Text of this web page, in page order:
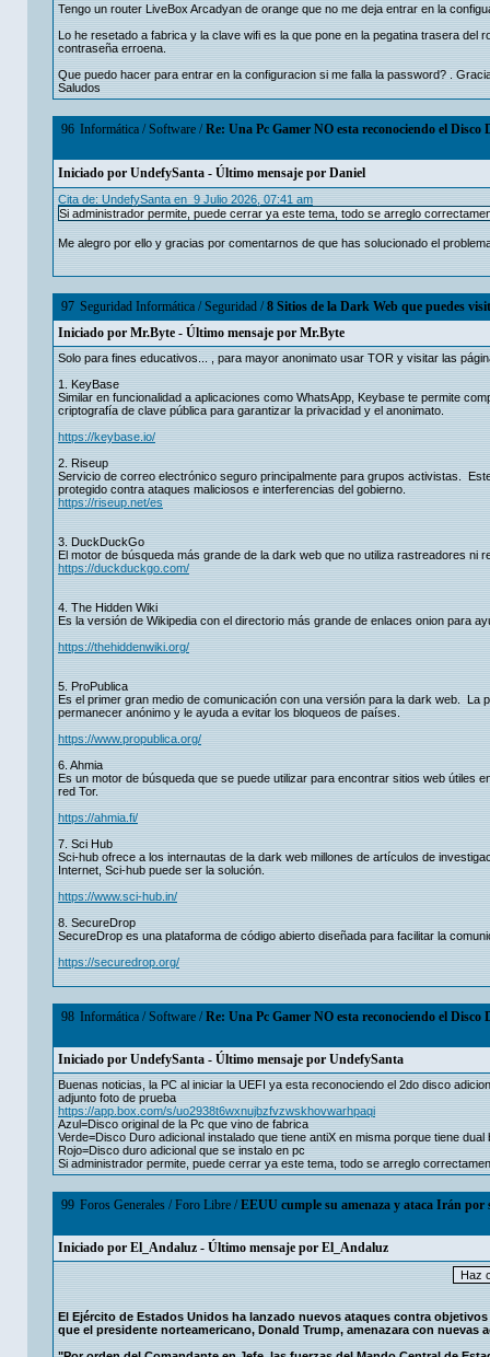
Tengo un router LiveBox Arcadyan de orange que no me deja entrar en la
Lo he resetado a fabrica y la clave wifi es la que pone en la pegatina trasera
contraseña erroena.
Que puedo hacer para entrar en la configuracion si me falla la password? .
Saludos
96 Informática/Software/Re: Una Pc Gamer NO esta reconociendo el
Iniciado por UndefySanta - Último mensaje por Danielㅤ
Cita de: UndefySanta en 9 Julio 2026, 07:41 am
Si administrador permite, puede cerrar ya este tema, todo se arreglo
Me alegro por ello y gracias por comentarnos de que has solucionado el
97 Seguridad Informática/Seguridad/8 Sitios de la Dark Web que puedes
Iniciado por Mr.Byte - Último mensaje por Mr.Byte
Solo para fines educativos... , para mayor anonimato usar TOR y visitar las
1. KeyBase
Similar en funcionalidad a aplicaciones como WhatsApp, Keybase te permite
criptografía de clave pública para garantizar la privacidad y el anonimato.
https://keybase.io/
2. Riseup
Servicio de correo electrónico seguro principalmente para grupos activistas.
protegido contra ataques maliciosos e interferencias del gobierno.
https://riseup.net/es
3. DuckDuckGo
El motor de búsqueda más grande de la dark web que no utiliza rastreadores ni
https://duckduckgo.com/
4. The Hidden Wiki
Es la versión de Wikipedia con el directorio más grande de enlaces onion para
https://thehiddenwiki.org/
5. ProPublica
Es el primer gran medio de comunicación con una versión para la dark web. La
permanecer anónimo y le ayuda a evitar los bloqueos de países.
https://www.propublica.org/
6. Ahmia
Es un motor de búsqueda que se puede utilizar para encontrar sitios web
red Tor.
https://ahmia.fi/
7. Sci Hub
Sci-hub ofrece a los internautas de la dark web millones de artículos de
Internet, Sci-hub puede ser la solución.
https://www.sci-hub.in/
8. SecureDrop
SecureDrop es una plataforma de código abierto diseñada para facilitar la
https://securedrop.org/
98 Informática/Software/Re: Una Pc Gamer NO esta reconociendo el
Iniciado por UndefySanta - Último mensaje por UndefySanta
Buenas noticias, la PC al iniciar la UEFI ya esta reconociendo el 2do disco
adjunto foto de prueba
https://app.box.com/s/uo2938t6wxnujbzfvzwskhovwarhpaqi
Azul=Disco original de la Pc que vino de fabrica
Verde=Disco Duro adicional instalado que tiene antiX en misma porque tiene
Rojo=Disco duro adicional que se instalo en pc
Si administrador permite, puede cerrar ya este tema, todo se arreglo
99 Foros Generales/Foro Libre/EEUU cumple su amenaza y ataca Irán por
Iniciado por El_Andaluz - Último mensaje por El_Andaluz
El Ejército de Estados Unidos ha lanzado nuevos ataques contra
que el presidente norteamericano, Donald Trump, amenazara con nuevas